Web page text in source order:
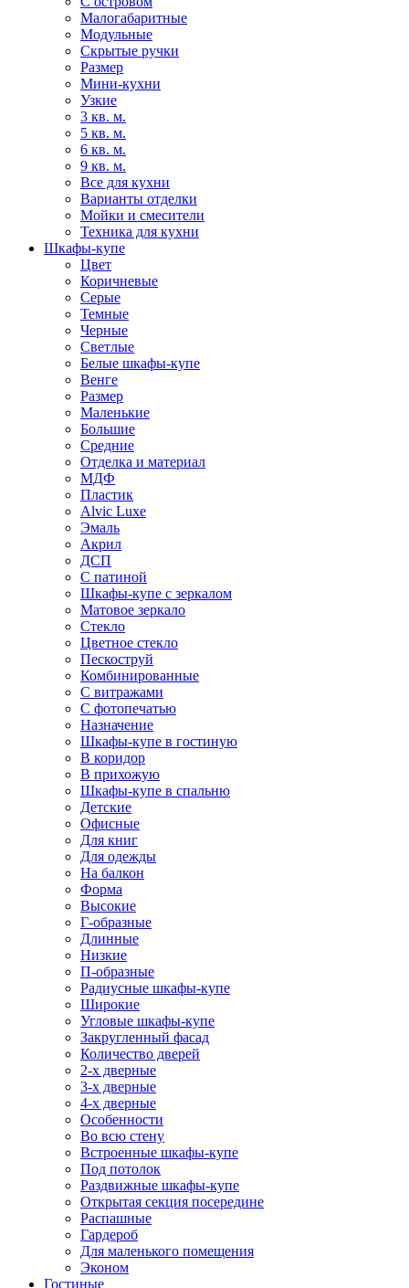
Малогабаритные
Модульные
Скрытые ручки
Размер
Мини-кухни
Узкие
3 кв. м.
5 кв. м.
6 кв. м.
9 кв. м.
Все для кухни
Варианты отделки
Мойки и смесители
Техника для кухни
Шкафы-купе
Цвет
Коричневые
Серые
Темные
Черные
Светлые
Белые шкафы-купе
Венге
Размер
Маленькие
Большие
Средние
Отделка и материал
МДФ
Пластик
Alvic Luxe
Эмаль
Акрил
ДСП
С патиной
Шкафы-купе с зеркалом
Матовое зеркало
Стекло
Цветное стекло
Пескоструй
Комбинированные
С витражами
С фотопечатью
Назначение
Шкафы-купе в гостиную
В коридор
В прихожую
Шкафы-купе в спальню
Детские
Офисные
Для книг
Для одежды
На балкон
Форма
Высокие
Г-образные
Длинные
Низкие
П-образные
Радиусные шкафы-купе
Широкие
Угловые шкафы-купе
Закругленный фасад
Количество дверей
2-х дверные
3-х дверные
4-х дверные
Особенности
Во всю стену
Встроенные шкафы-купе
Под потолок
Раздвижные шкафы-купе
Открытая секция посередине
Распашные
Гардероб
Для маленького помещения
Эконом
Гостиные